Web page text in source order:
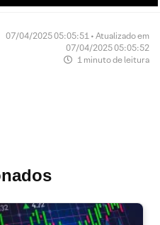
07/04/2025 05:05:51 • Atualizado em
07/04/2025 05:05:52
1 minuto de leitura